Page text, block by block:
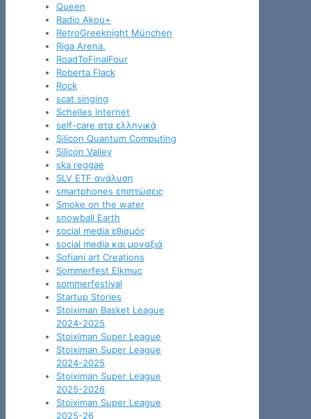
Queen
Radio Akou+
RetroGreeknight München
Riga Arena.
RoadToFinalFour
Roberta Flack
Rock
scat singing
Schelles internet
self-care στα ελληνικά
Silicon Quantum Computing
Silicon Valley
ska reggae
SLV ETF ανάλυση
smartphones επιπτώσεις
Smoke on the water
snowball Earth
social media εθισμός
social media και μοναξιά
Sofiani art Creations
Sommerfest Elkmuc
sommerfestival
Startup Stories
Stoiximan Basket League
2024-2025
Stoiximan Super League
Stoiximan Super League
2024-2025
Stoiximan Super League
2025-2026
Stoiximan Super League
2025-26